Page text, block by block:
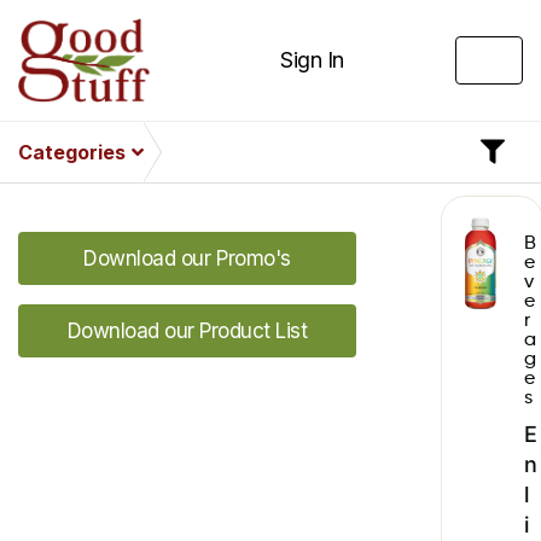
Sign In
Categories
Download our Promo's
Download our Product List
B
e
v
e
r
a
g
e
s
E
n
l
i